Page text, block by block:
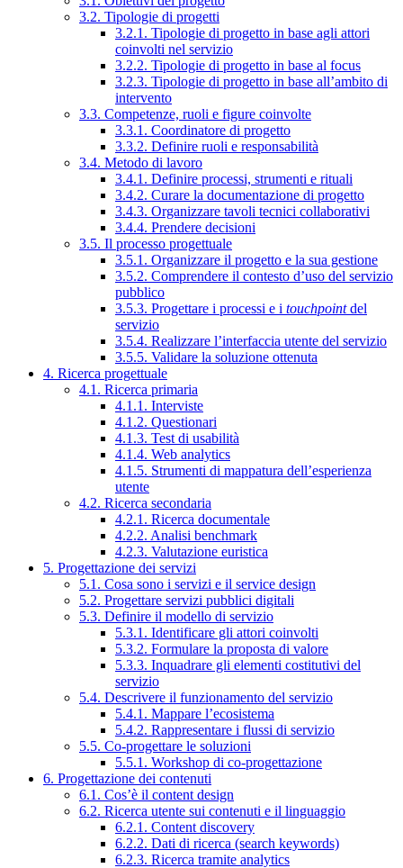
3.2. Tipologie di progetti
3.2.1. Tipologie di progetto in base agli attori
coinvolti nel servizio
3.2.2. Tipologie di progetto in base al focus
3.2.3. Tipologie di progetto in base all’ambito di
intervento
3.3. Competenze, ruoli e figure coinvolte
3.3.1. Coordinatore di progetto
3.3.2. Definire ruoli e responsabilità
3.4. Metodo di lavoro
3.4.1. Definire processi, strumenti e rituali
3.4.2. Curare la documentazione di progetto
3.4.3. Organizzare tavoli tecnici collaborativi
3.4.4. Prendere decisioni
3.5. Il processo progettuale
3.5.1. Organizzare il progetto e la sua gestione
3.5.2. Comprendere il contesto d’uso del servizio
pubblico
3.5.3. Progettare i processi e i touchpointdel
servizio
3.5.4. Realizzare l’interfaccia utente del servizio
3.5.5. Validare la soluzione ottenuta
4. Ricerca progettuale
4.1. Ricerca primaria
4.1.1. Interviste
4.1.2. Questionari
4.1.3. Test di usabilità
4.1.4. Web analytics
4.1.5. Strumenti di mappatura dell’esperienza
utente
4.2. Ricerca secondaria
4.2.1. Ricerca documentale
4.2.2. Analisi benchmark
4.2.3. Valutazione euristica
5. Progettazione dei servizi
5.1. Cosa sono i servizi e il service design
5.2. Progettare servizi pubblici digitali
5.3. Definire il modello di servizio
5.3.1. Identificare gli attori coinvolti
5.3.2. Formulare la proposta di valore
5.3.3. Inquadrare gli elementi costitutivi del
servizio
5.4. Descrivere il funzionamento del servizio
5.4.1. Mappare l’ecosistema
5.4.2. Rappresentare i flussi di servizio
5.5. Co-progettare le soluzioni
5.5.1. Workshop di co-progettazione
6. Progettazione dei contenuti
6.1. Cos’è il content design
6.2. Ricerca utente sui contenuti e il linguaggio
6.2.1. Content discovery
6.2.2. Dati di ricerca (search keywords)
6.2.3. Ricerca tramite analytics